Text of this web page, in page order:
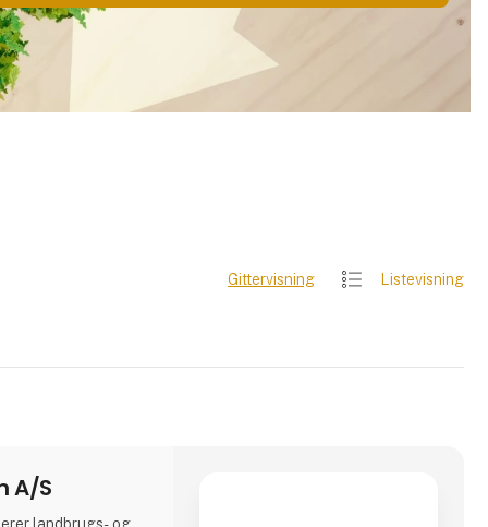
Gittervisning Listevisning
A/S
landbrugs- og